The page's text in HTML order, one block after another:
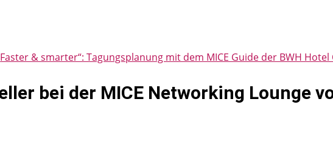
& smarter“: Tagungsplanung mit dem MICE Guide der BWH
bei der MICE Networking Lounge